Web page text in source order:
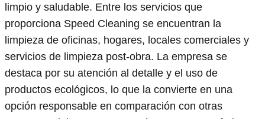
limpio y saludable. Entre los servicios que
proporciona Speed Cleaning se encuentran la
limpieza de oficinas, hogares, locales comerciales y
servicios de limpieza post-obra. La empresa se
destaca por su atención al detalle y el uso de
productos ecológicos, lo que la convierte en una
opción responsable en comparación con otras